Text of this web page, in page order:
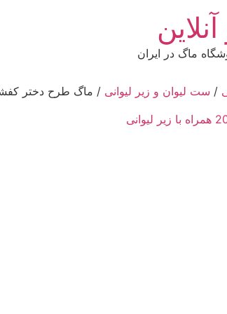
ماگ در ایران
/ ست لیوان و زیر لیوانی / ماگ طرح دختر کفشدوزکی کد 20